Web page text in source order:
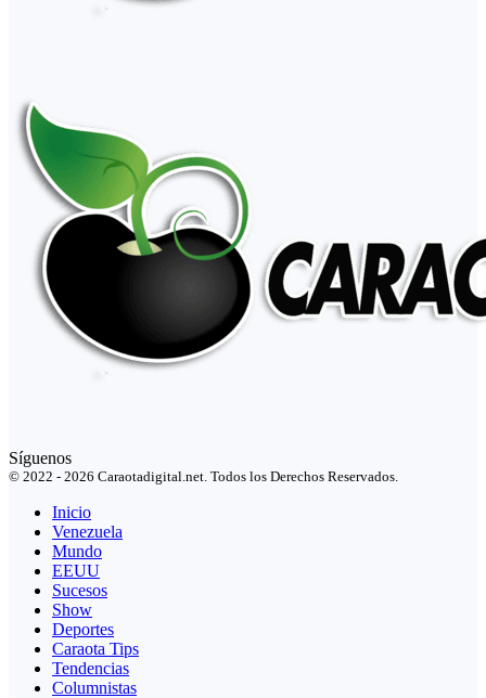
Síguenos
© 2022 - 2026 Caraotadigital.net. Todos los Derechos Reservados.
Inicio
Venezuela
Mundo
EEUU
Sucesos
Show
Deportes
Caraota Tips
Tendencias
Columnistas